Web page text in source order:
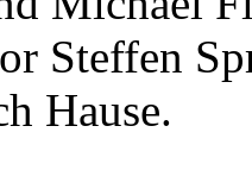
Steffen
Hause.